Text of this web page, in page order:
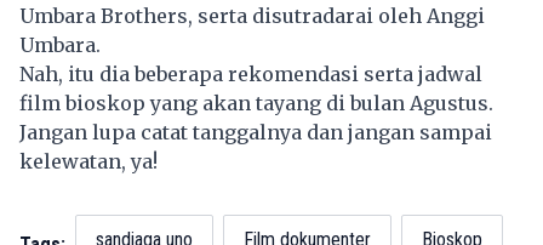
Umbara Brothers, serta disutradarai oleh Anggi
Umbara.
Nah, itu dia beberapa rekomendasi serta jadwal
film bioskop yang akan tayang di bulan Agustus.
Jangan lupa catat tanggalnya dan jangan sampai
kelewatan, ya!
sandiaga uno Film dokumenter Bioskop